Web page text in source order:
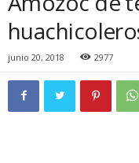
junio 20, 2018 2977